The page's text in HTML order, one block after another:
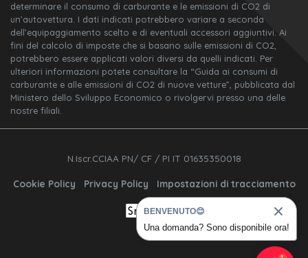
determinare il consumo di carburante e le emissioni di CO2 di
un’autovettura. I dati indicati potrebbero variare a seconda
dell’equipaggiamento scelto e di eventuali accessori aggiuntivi. Ai
fini del calcolo di imposte che si basano sulle emissioni di CO2,
potrebbero essere applicati valori diversi da quelli indicati. Per
ulteriori informazioni potete consultare la “Guida ai consumi di
carburante e alle emissioni di CO2 di nuove vetture”, pubblicata dal
Ministero dello Sviluppo Economico o rivolgervi presso una delle
nostre filiali.
N.Iscr.CCIAA PN/ CF / PI IT 01635350018
Cookie Policy Privacy Policy Impostazioni di tracciamento
BENVENUTO😊
Una domanda? Sono disponibile ora!